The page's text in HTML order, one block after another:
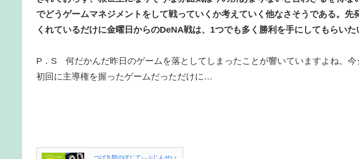
でどうゲームマネジメントをして戦っていくか考えていく他なさそうである。先
くれているだけに金曜日からのDeNA戦は、1つでも多く勝利を手にしてもらいた
P．S 何だかんだ昨日のゲームを落としてしまったことが響いていますよね。今
初回に主導権を握ったゲームだっただけに…
つば九郎のぽじてぃぶじんせい